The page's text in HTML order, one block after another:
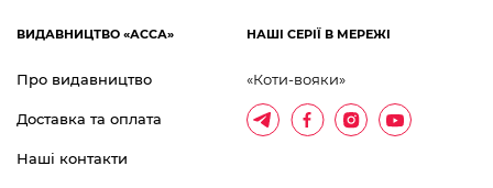
ВИДАВНИЦТВО «АССА»
Про видавництво
Доставка та оплата
Наші контакти
НАШІ СЕРІЇ В МЕРЕЖІ
«Коти-вояки»